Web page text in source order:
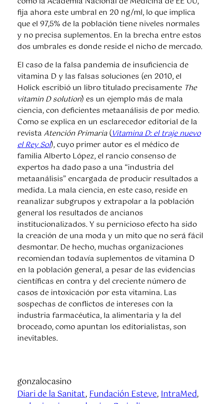
fija ahora este umbral en 20 ng/ml, lo que implica
que el 97,5% de la población tiene niveles normales
y no precisa suplementos. En la brecha entre estos
dos umbrales es donde reside el nicho de mercado.
El caso de la falsa pandemia de insuficiencia de
vitamina D y las falsas soluciones (en 2010, el
Holick escribió un libro titulado precisamente The
vitamin D solution) es un ejemplo más de mala
ciencia, con deficientes metaanálisis de por medio.
Como se explica en un esclarecedor editorial de la
revista Atención Primaria(Vitamina D: el traje nuevo
el Rey Sol), cuyo primer autor es el médico de
familia Alberto López, el rancio consenso de
expertos ha dado paso a una “industria del
metaanálisis” encargada de producir resultados a
medida. La mala ciencia, en este caso, reside en
reanalizar subgrupos y extrapolar a la población
general los resultados de ancianos
institucionalizados. Y su pernicioso efecto ha sido
la creación de una moda y un mito que no será fácil
desmontar. De hecho, muchas organizaciones
recomiendan todavía suplementos de vitamina D
en la población general, a pesar de las evidencias
científicas en contra y del creciente número de
casos de intoxicación por esta vitamina. Las
sospechas de conflictos de intereses con la
industria farmacéutica, la alimentaria y la del
broceado, como apuntan los editorialistas, son
inevitables.
gonzalocasino
Diari de la Sanitat, Fundación Esteve, IntraMed